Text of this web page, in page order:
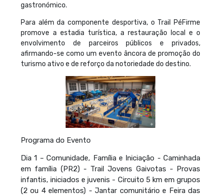
gastronómico.
Para além da componente desportiva, o Trail PéFirme
promove a estadia turística, a restauração local e o
envolvimento de parceiros públicos e privados,
afirmando-se como um evento âncora de promoção do
turismo ativo e de reforço da notoriedade do destino.
Programa do Evento
Dia 1 – Comunidade, Família e Iniciação - Caminhada
em família (PR2) - Trail Jovens Gaivotas - Provas
infantis, iniciados e juvenis - Circuito 5 km em grupos
(2 ou 4 elementos) - Jantar comunitário e Feira das